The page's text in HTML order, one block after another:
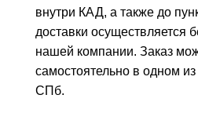
внутри КАД, а также до
доставки осуществляется
нашей компании. Заказ
самостоятельно в одном
СПб.